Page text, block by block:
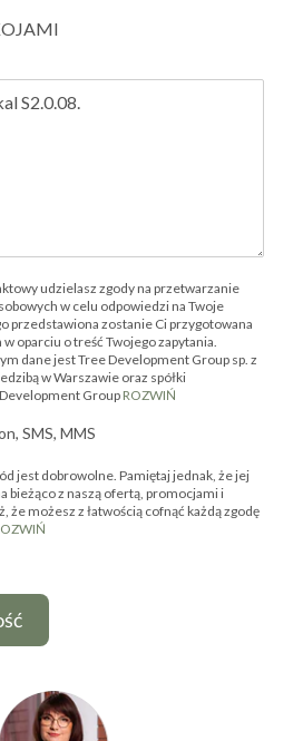
udzielasz zgody na przetwarzanie
w celu odpowiedzi na Twoje
przedstawiona zostanie Ci przygotowana
oparciu o treść Twojego zapytania.
dane jest Tree Development Group sp. z
w Warszawie oraz spółki
Group ROZWIŃ
SMS, MMS
jest dobrowolne. Pamiętaj jednak, że jej
bieżąco z naszą ofertą, promocjami i
że możesz z łatwością cofnąć każdą zgodę